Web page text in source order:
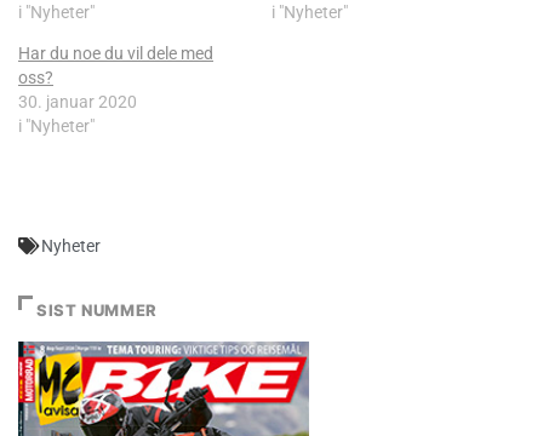
i "Nyheter"
i "Nyheter"
Har du noe du vil dele med
oss?
30. januar 2020
i "Nyheter"
Nyheter
SIST NUMMER